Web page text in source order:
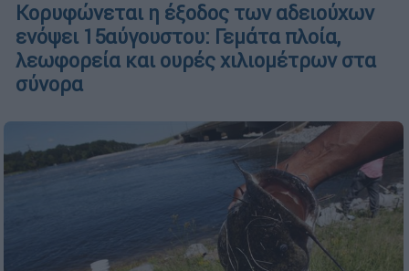
Κορυφώνεται η έξοδος των αδειούχων
ενόψει 15αύγουστου: Γεμάτα πλοία,
λεωφορεία και ουρές χιλιομέτρων στα
σύνορα